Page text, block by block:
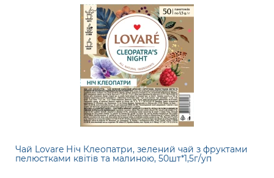
Чай Lovare Ніч Клеопатри, зелений чай з фруктами
пелюстками квітів та малиною, 50шт*1,5г/уп